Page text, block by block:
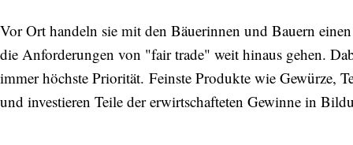
Vor Ort handeln sie mit den Bäuerinnen und Bauern
die Anforderungen von "fair trade" weit hinaus gehen.
immer höchste Priorität. Feinste Produkte wie Gewürze,
und investieren Teile der erwirtschafteten Gewinne in